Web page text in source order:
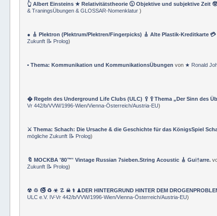
👆 Albert Einsteins ★ Relativitätstheorie 🕦 Objektive und subjektive Zeit
& TraningsÜbungen & GLOSSAR-Nomenklatur)
● 🎸 Plektron (Plektrum/Plektren/Fingerpicks) 🎸 Alte Plastik-Kreditkarte
Zukunft 📝 Prolog)
• Thema: Kommunikation und KommunikationsÜbungen von ★ Ronald
� Regeln des Underground Life Clubs (ULC) 🥄🥄Thema „Der Sinn des
Vr 442/b/VVW/1996-Wien/Vienna-Österreich/Austria-EU)
⚔ Thema: Schach: Die Ursache & die Geschichte für das KönigsSpiel
mögliche Zukunft 📝 Prolog)
🔖 MOCKBA '80™' Vintage Russian 7sieben.String Acoustic 🎸 Gui†arre.
Zukunft 📝 Prolog)
☢ ♲ 🚭 ♻ ☣ ☡ ☠ ⚕ ♟DER HINTERGRUND HINTER DEM
ULC e.V. IV-Vr 442/b/VVW/1996-Wien/Vienna-Österreich/Austria-EU)